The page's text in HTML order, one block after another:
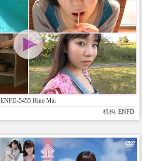
ENFD-5455 Hino Mai
机构: ENFD